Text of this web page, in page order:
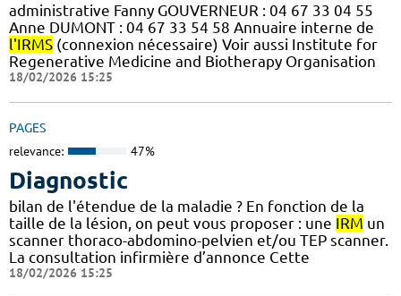
administrative Fanny GOUVERNEUR : 04 67 33 04 55
Anne DUMONT : 04 67 33 54 58 Annuaire interne de
l'IRMS (connexion nécessaire) Voir aussi Institute for
Regenerative Medicine and Biotherapy Organisation
18/02/2026 15:25
PAGES
relevance: 47%
Diagnostic
bilan de l'étendue de la maladie ? En fonction de la
taille de la lésion, on peut vous proposer : une IRM un
scanner thoraco-abdomino-pelvien et/ou TEP scanner.
La consultation infirmière d’annonce Cette
18/02/2026 15:25